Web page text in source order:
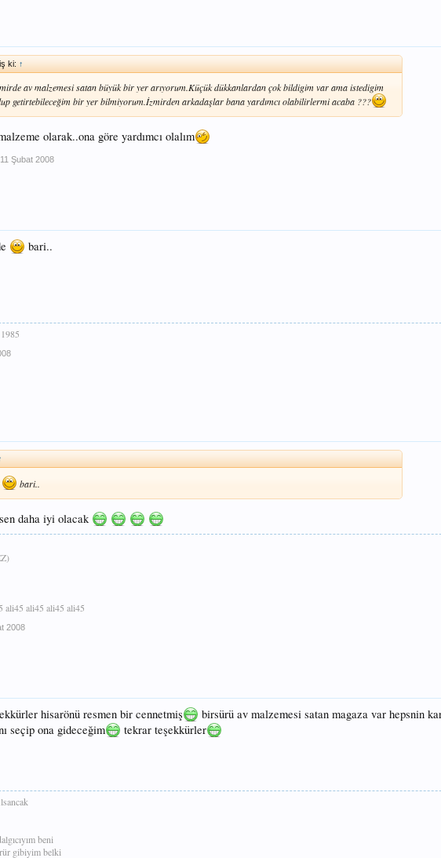
ki: ↑
av malzemesi satan büyük bir yer arıyorum.Küçük dükkanlardan çok bildigim var ama istedigim
getirtebileceğim bir yer bilmiyorum.İzmirden arkadaşlar bana yardımcı olabilirlermi acaba ???
olarak..ona göre yardımcı olalım
11 Şubat 2008
bari..
bari..
daha iyi olacak
ali45 ali45 ali45 ali45
2008
hisarönü resmen bir cennetmiş
birsürü av malzemesi satan magaza var hepsnin
seçip ona gideceğim
tekrar teşekkürler
beni
gibiyim belki